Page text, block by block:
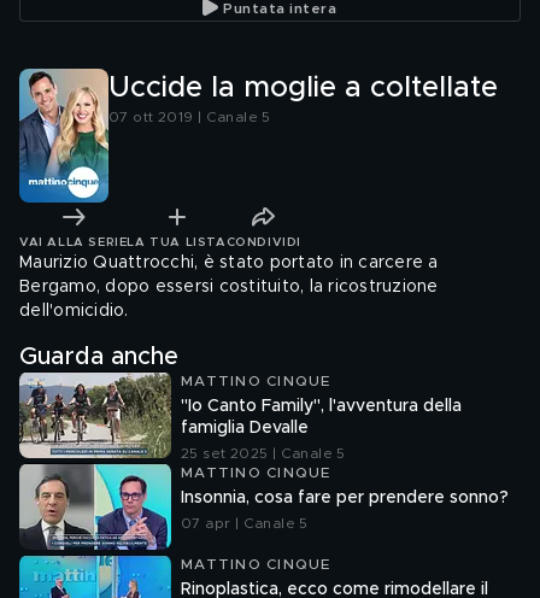
Puntata intera
Uccide la moglie a coltellate
07 ott 2019 | Canale 5
VAI ALLA SERIE LA TUA LISTA CONDIVIDI
Maurizio Quattrocchi, è stato portato in carcere a
Bergamo, dopo essersi costituito, la ricostruzione
dell'omicidio.
Guarda anche
MATTINO CINQUE
"Io Canto Family", l'avventura della
famiglia Devalle
25 set 2025 | Canale 5
MATTINO CINQUE
Insonnia, cosa fare per prendere sonno?
07 apr | Canale 5
MATTINO CINQUE
Rinoplastica, ecco come rimodellare il